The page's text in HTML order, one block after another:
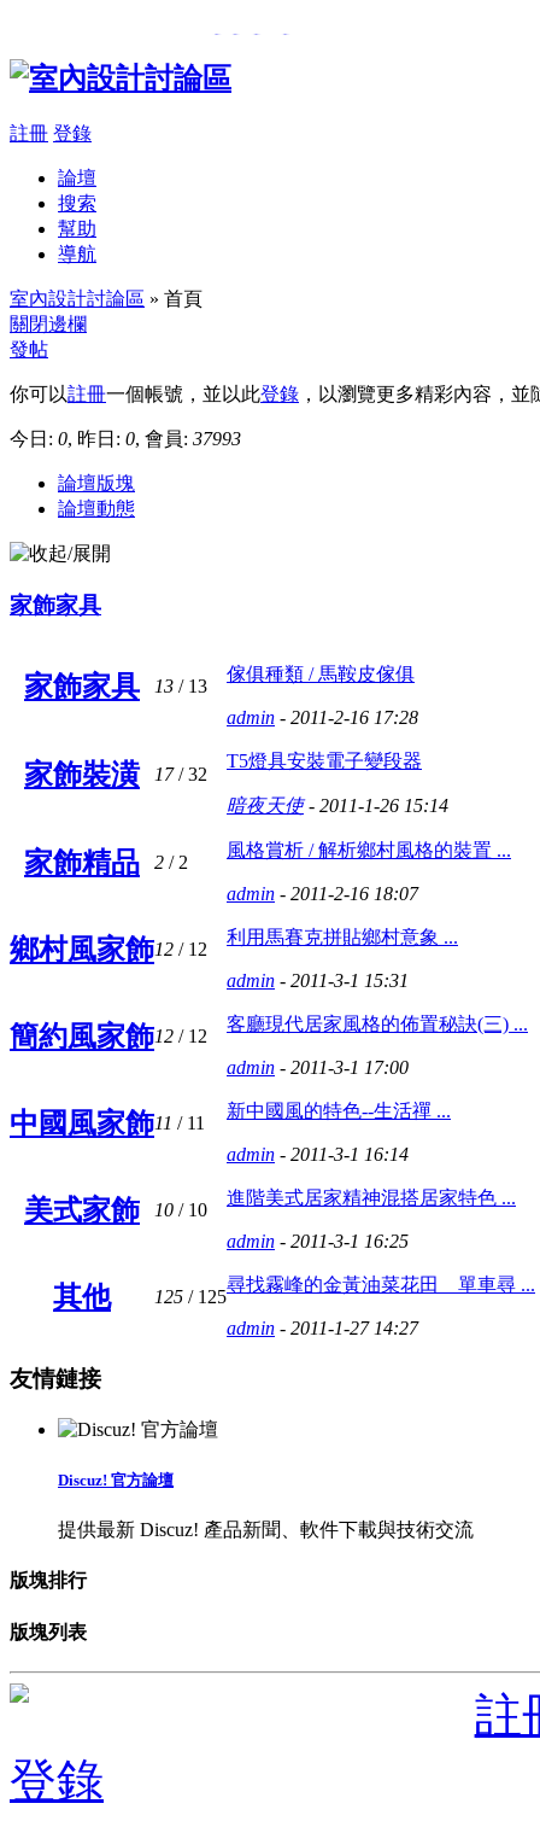
註冊 登錄
論壇
搜索
幫助
導航
室內設計討論區 » 首頁
關閉邊欄
發帖
你可以註冊一個帳號，並以此登錄 ，以瀏覽更多精彩內容，
今日: 0, 昨日: 0, 會員: 37993
論壇版塊
論壇動態
家飾家具
家飾家具 13 / 13
傢俱種類 / 馬鞍皮傢俱
admin - 2011-2-16 17:28
家飾裝潢 17/ 32
T5燈具安裝電子變段器
暗夜天使- 2011-1-26 15:14
家飾精品 2 / 2
風格賞析 / 解析鄉村風格的裝置 ...
admin - 2011-2-16 18:07
鄉村風家飾12 / 12
利用馬賽克拼貼鄉村意象 ...
admin - 2011-3-1 15:31
簡約風家飾12 / 12
客廳現代居家風格的佈置秘訣(三) ...
admin - 2011-3-1 17:00
中國風家飾11 / 11
新中國風的特色--生活禪 ...
admin - 2011-3-1 16:14
美式家飾 10 / 10
進階美式居家精神混搭居家特色 ...
admin - 2011-3-1 16:25
其他 125 / 125
尋找霧峰的金黃油菜花田 單車尋 ...
admin - 2011-1-27 14:27
友情鏈接
Discuz! 官方論壇
提供最新 Discuz! 產品新聞、軟件下載與技術交流
版塊排行
版塊列表
註
登錄